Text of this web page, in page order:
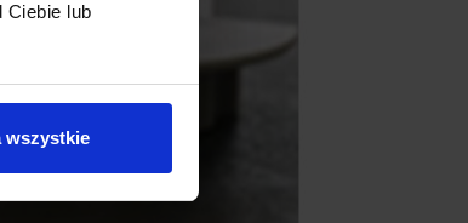
Ciebie lub
wszystkie